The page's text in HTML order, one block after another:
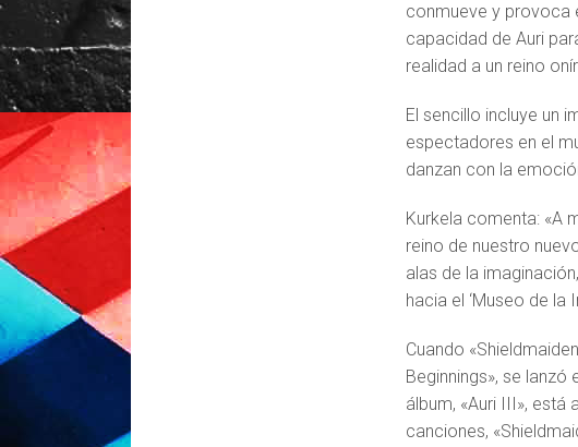
conmueve y provoca
capacidad de Auri
realidad a un reino
El sencillo incluye un
espectadores en el
danzan con la
Kurkela comenta: «A
reino de nuestro
alas de la
hacia el ‘Museo de la
Cuando
Beginnings», se
álbum, «Auri III», está
canciones,